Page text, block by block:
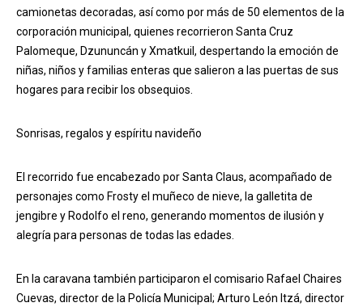
camionetas decoradas, así como por más de 50 elementos de la
corporación municipal, quienes recorrieron Santa Cruz
Palomeque, Dzununcán y Xmatkuil, despertando la emoción de
niñas, niños y familias enteras que salieron a las puertas de sus
hogares para recibir los obsequios.
Sonrisas, regalos y espíritu navideño
El recorrido fue encabezado por Santa Claus, acompañado de
personajes como Frosty el muñeco de nieve, la galletita de
jengibre y Rodolfo el reno, generando momentos de ilusión y
alegría para personas de todas las edades.
En la caravana también participaron el comisario Rafael Chaires
Cuevas, director de la Policía Municipal; Arturo León Itzá, director